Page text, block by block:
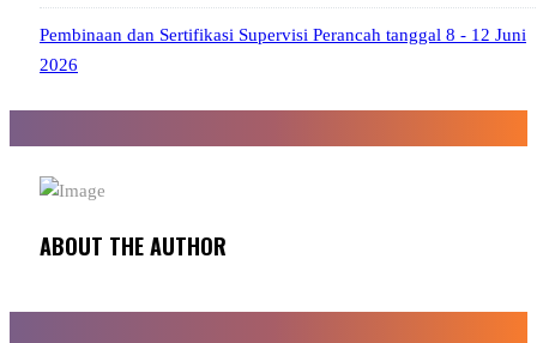
Pembinaan dan Sertifikasi Supervisi Perancah tanggal 8 - 12 Juni
2026
ABOUT THE AUTHOR